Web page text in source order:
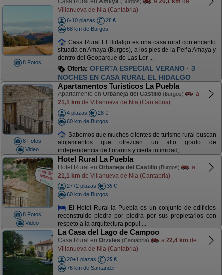
8 Fotos
Casa Rural en Amaya (Burgos) a 20,1 km de
Villanueva de Nia (Cantabria)
6-10 plazas
28 €
68 km de Burgos
Casa Rural El Hidalgo es una casa rural con encanto
situada en Amaya (Burgos), a los pies de la Peña Amaya y
dentro del Geoparque de Las Lor ...
Oferta: OFERTA ESPECIAL VERANO · 3
NOCHES EN CASA RURAL EL HIDALGO
8 Fotos
Video
Apartamentos Turísticos La Puebla
Apartamento en Orbaneja del Castillo (Burgos)
a
21,1 km de Villanueva de Nia (Cantabria)
4 plazas
28 €
60 km de Burgos
Sabemos que muchos clientes de turismo rural buscan
alojamientos que ofrezcan un alto grado de
independencia de horarios y cierta intimidad, ...
8 Fotos
Video
Hotel Rural La Puebla
Hotel Rural en Orbaneja del Castillo (Burgos)
a
21,1 km de Villanueva de Nia (Cantabria)
27+2 plazas
35 €
60 km de Burgos
El Hotel Rural la Puebla es un conjunto de edificios
reconstruido piedra por piedra por sus propietarios con
respeto a la arquitectura popul ...
La Casa del Lago de Campoo
Casa Rural en Orzales (Cantabria) a 22,4 km de
Villanueva de Nia (Cantabria)
20+1 plazas
25 €
76 km de Santander